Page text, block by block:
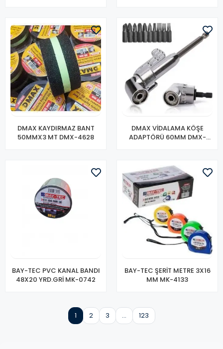
DMAX KAYDIRMAZ BANT
50MMX3 MT DMX-4628
DMAX VİDALAMA KÖŞE
ADAPTÖRÜ 60MM DMX-
BAY-TEC PVC KANAL BANDI
48X20 YRD.GRİ MK-0742
BAY-TEC ŞERİT METRE 3X16
MM MK-4133
1 2 3 ... 123